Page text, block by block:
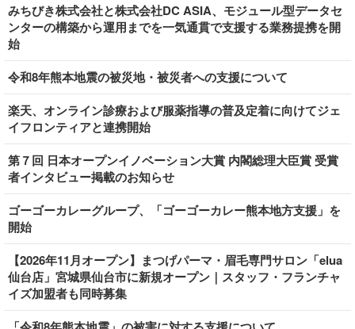
リリース ショップ
登録・ログイン/マイルーム
みちびき株式会社と株式会社DC ASIA、モジュール型データセ
ンターの構築から運用までを一気通貫で支援する業務提携を開
始
令和8年熊本地震の被災地・被災者への支援について
楽天、オンライン診療および服薬指導の普及定着に向けてジェ
イフロンティアと連携開始
第７回 日本オープンイノベーション大賞 内閣総理大臣賞 受賞
者インタビュー掲載のお知らせ
ゴーゴーカレーグループ、「ゴーゴーカレー熊本地方支援」を
開始
【2026年11月オープン】まつげパーマ・眉毛専門サロン「elua
仙台店」宮城県仙台市に新規オープン｜スタッフ・フランチャ
イズ加盟者も同時募集